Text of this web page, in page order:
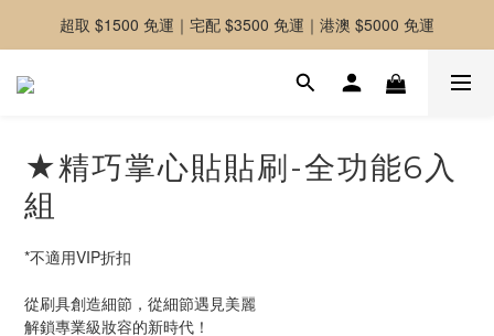
-好友募集中-加入官方LINE好友獲取優惠券
超取 $1500 免運｜宅配 $3500 免運｜港澳 $5000 免運
-好友募集中-加入官方LINE好友獲取優惠券
★精巧掌心貼貼刷-全功能6入
組
*不適用VIP折扣
從刷具創造細節，從細節遇見美麗
解鎖專業級妝容的新時代！